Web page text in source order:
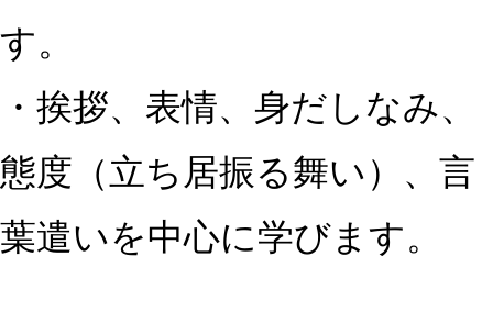
す。
・挨拶、表情、身だしなみ、
態度（立ち居振る舞い）、言
葉遣いを中心に学びます。